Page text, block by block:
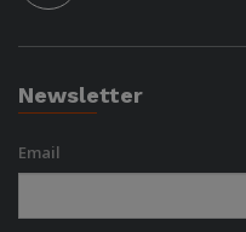
Newsletter
Email